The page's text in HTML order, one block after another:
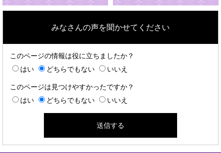
みなさんの声を聞かせてください
このページの情報は役に立ちましたか？
はい
どちらでもない いいえ
このページは見つけやすかったですか？
はい
どちらでもない いいえ